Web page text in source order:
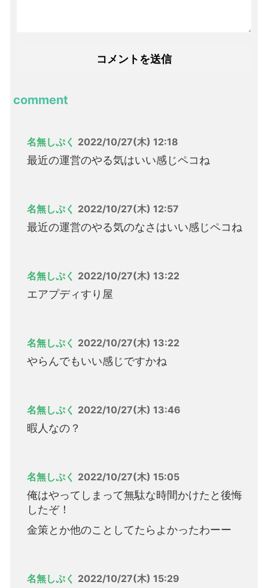
comment
名無しぷく 2022/10/27(木) 12:18
最近の運営のやる気はいい感じペコね
名無しぷく 2022/10/27(木) 12:57
最近の運営のやる気のなさはいい感じペコね
名無しぷく 2022/10/27(木) 13:22
エアプディすり屋
名無しぷく 2022/10/27(木) 13:22
やらんでもいい感じですかね
名無しぷく 2022/10/27(木) 13:46
暇人なの？
名無しぷく 2022/10/27(木) 15:05
俺はやってしまって無駄な時間かけたと後悔
したぞ！
金策とか他のことしてたらよかったわーー
名無しぷく 2022/10/27(木) 15:29